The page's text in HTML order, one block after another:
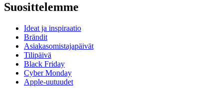
Suosittelemme
Ideat ja inspiraatio
Brändit
Asiakasomistajapäivät
Tilipäivä
Black Friday
Cyber Monday
Apple-uutuudet